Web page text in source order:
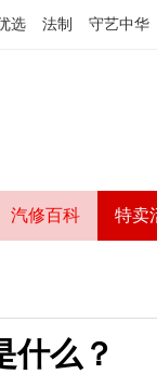
选 法制 守艺中华
汽修百科 特卖
什么？